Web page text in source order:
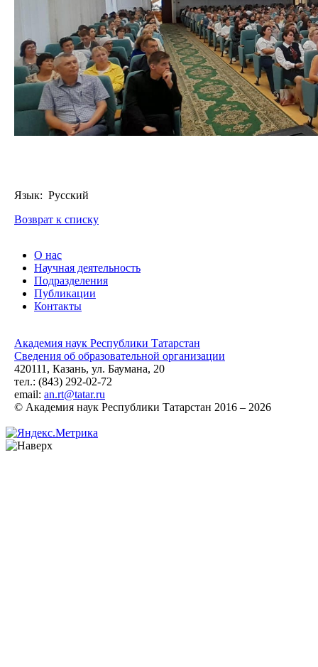
Язык: Русский
Возврат к списку
О нас
Научная деятельность
Подразделения
Публикации
Контакты
Академия наук Республики Татарстан
Сведения об образовательной организации
420111, Казань, ул. Баумана, 20
тел.: (843) 292-02-72
email: an.rt@tatar.ru
© Академия наук Республики Татарстан 2016 – 2026